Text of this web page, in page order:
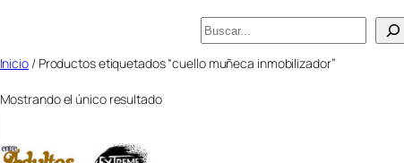
Buscar
Inicio / Productos etiquetados “cuello muñeca inmobilizador”
Mostrando el único resultado